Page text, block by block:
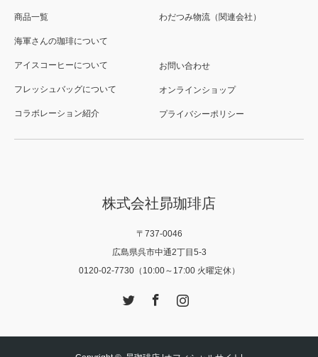
商品一覧
海軍さんの珈琲について
アイスコーヒーについて
フレッシュバッグについて
コラボレーション紹介
わだつみ物流（関連会社）
お問い合わせ
オンラインショップ
プライバシーポリシー
株式会社昴珈琲店
〒737-0046
広島県呉市中通2丁目5-3
0120-02-7730（10:00～17:00 火曜定休）